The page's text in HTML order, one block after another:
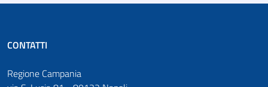
CONTATTI
Regione Campania